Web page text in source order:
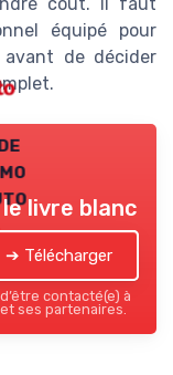
équipé pour
de décider
livre blanc
➔ Télécharger
contacté(e) à
ses partenaires.